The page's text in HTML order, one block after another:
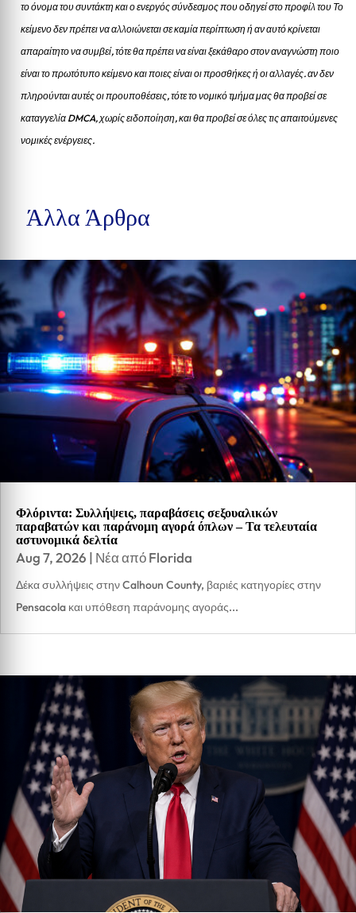
το όνομα του συντάκτη και ο ενεργός σύνδεσμος που οδηγεί στο προφίλ του Το
κείμενο δεν πρέπει να αλλοιώνεται σε καμία περίπτωση ή αν αυτό κρίνεται
απαραίτητο να συμβεί, τότε θα πρέπει να είναι ξεκάθαρο στον αναγνώστη ποιο
είναι το πρωτότυπο κείμενο και ποιες είναι οι προσθήκες ή οι αλλαγές. αν δεν
πληρούνται αυτές οι προυποθέσεις, τότε το νομικό τμήμα μας θα προβεί σε
καταγγελία DMCA, χωρίς ειδοποίηση, και θα προβεί σε όλες τις απαιτούμενες
νομικές ενέργειες.
Άλλα Άρθρα
Φλόριντα: Συλλήψεις, παραβάσεις σεξουαλικών
παραβατών και παράνομη αγορά όπλων – Τα τελευταία
αστυνομικά δελτία
Aug 7, 2026 | Νέα από Florida
Δέκα συλλήψεις στην Calhoun County, βαριές κατηγορίες στην
Pensacola και υπόθεση παράνομης αγοράς...